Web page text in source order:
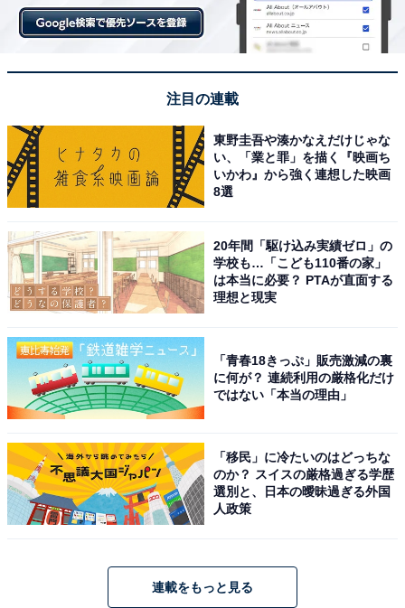
注目の連載
東野圭吾や湊かなえだけじゃな
い、「業と罪」を描く『映画ち
いかわ』から強く連想した映画
8選
20年間「駆け込み実績ゼロ」の
学校も…「こども110番の家」
は本当に必要？ PTAが直面する
理想と現実
「青春18きっぷ」販売激減の裏
に何が？ 連続利用の厳格化だけ
ではない「本当の理由」
「移民」に冷たいのはどっちな
のか？ スイスの厳格過ぎる学歴
選別と、日本の曖昧過ぎる外国
人政策
連載をもっと見る